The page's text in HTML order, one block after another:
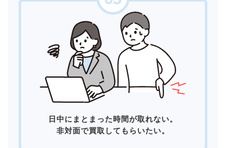
日中にまとまった時間が取れない。
非対面で買取してもらいたい。